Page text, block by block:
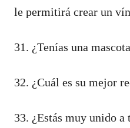
le permitirá crear un
31. ¿Tenías una
32. ¿Cuál es su mejor
33. ¿Estás muy unido a